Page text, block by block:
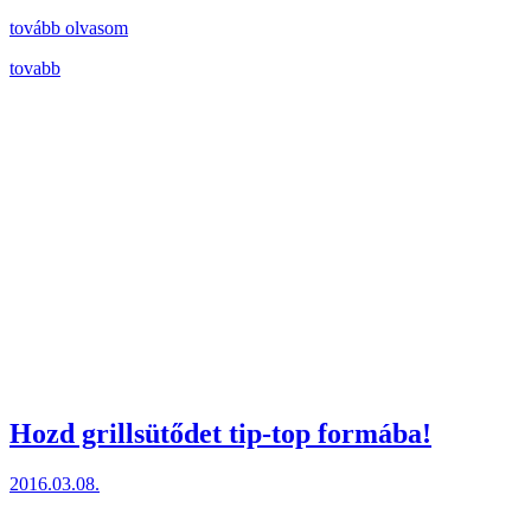
tovább olvasom
tovabb
Hozd grillsütődet tip-top formába!
2016.03.08.